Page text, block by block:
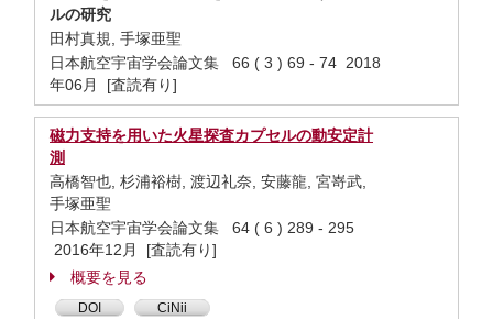
ルの研究
田村真規, 手塚亜聖
日本航空宇宙学会論文集 66 ( 3 ) 69 - 74 2018
年06月 [査読有り]
磁力支持を用いた火星探査カプセルの動安定計
測
高橋智也, 杉浦裕樹, 渡辺礼奈, 安藤龍, 宮嵜武,
手塚亜聖
日本航空宇宙学会論文集 64 ( 6 ) 289 - 295
2016年12月 [査読有り]
概要を見る
DOI CiNii